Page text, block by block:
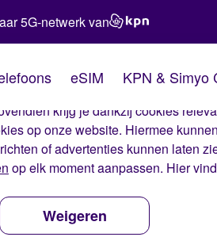
Simyo
website. Met deze cookies zorgen
krijg je dankzij cookies
op onze website. Hiermee
of advertenties kunnen laten
op elk moment aanpassen. Hier
Weigeren
5G-netwerk van
eSIM KPN & Simyo